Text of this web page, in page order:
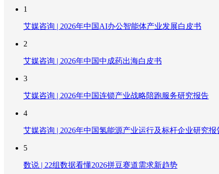
1
艾媒咨询 | 2026年中国AI办公智能体产业发展白皮书
2
艾媒咨询 | 2026年中国中成药出海白皮书
3
艾媒咨询 | 2026年中国连锁产业战略陪跑服务研究报告
4
艾媒咨询 | 2026年中国氢能源产业运行及标杆企业研究报
5
数说 | 22组数据看懂2026拼豆赛道需求新趋势